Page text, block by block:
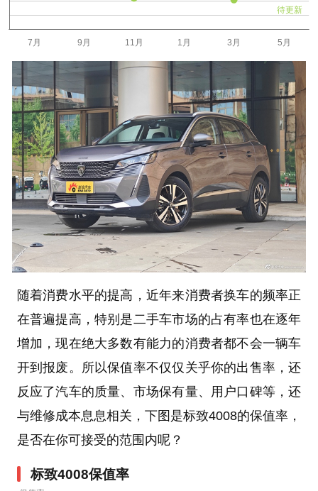
待更新
随着消费水平的提高，近年来消费者换车的频率正
在普遍提高，特别是二手车市场的占有率也在逐年
增加，现在绝大多数有能力的消费者都不会一辆车
开到报废。所以保值率不仅仅关乎你的出售率，还
反应了汽车的质量、市场保有量、用户口碑等，还
与维修成本息息相关，下图是标致4008的保值率，
是否在你可接受的范围内呢？
标致4008保值率